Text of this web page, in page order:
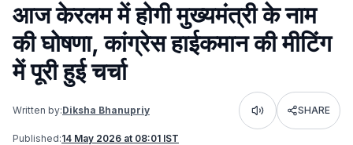
आज केरलम में होगी मुख्यमंत्री के नाम
की घोषणा, कांग्रेस हाईकमान की मीटिंग
में पूरी हुई चर्चा
Written by:Diksha Bhanupriy Listen SHARE
Published:14 May 2026 at 08:01 IST